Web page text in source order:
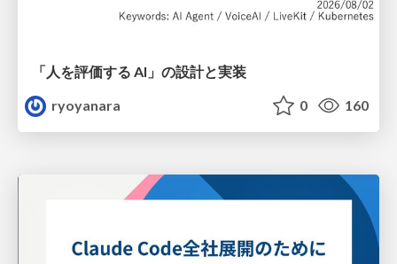
「人を評価する AI」の 設計と実装
ryoyanara
0 160